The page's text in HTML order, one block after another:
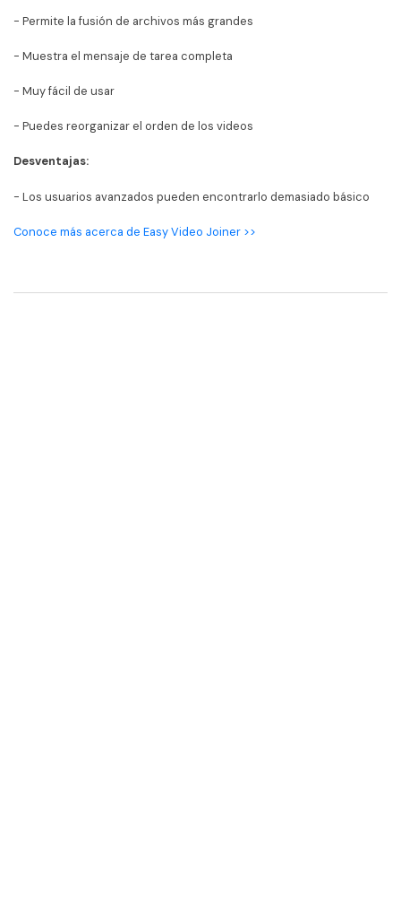
- Permite la fusión de archivos más grandes
- Muestra el mensaje de tarea completa
- Muy fácil de usar
- Puedes reorganizar el orden de los videos
Desventajas:
- Los usuarios avanzados pueden encontrarlo demasiado básico
Conoce más acerca de Easy Video Joiner >>